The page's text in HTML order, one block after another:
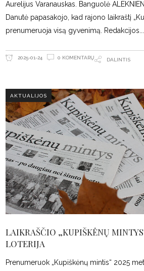
Aurelijus Varanauskas. Banguolė
Danutė papasakojo, kad rajono laikraštį
prenumeruoja visą gyvenimą. Redakcijos
2025-01-24 0 KOMENTARŲ DALINTIS
AKTUALIJOS
LAIKRAŠČIO „KUPIŠKĖNŲ
LOTERIJA
Prenumeruok „Kupiškėnų mintis“ 2025